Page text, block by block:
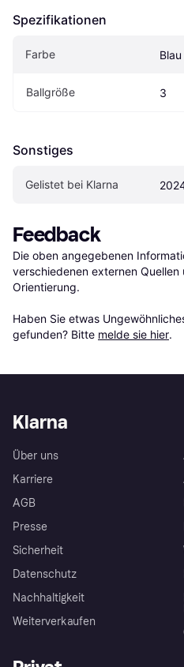
Spezifikationen
Farbe Blau
Ballgröße 3
Sonstiges
Gelistet bei Klarna
Feedback
Die oben angegebenen
verschiedenen externen
Orientierung.
Haben Sie etwas
gefunden? Bitte melde sie hier.
Klarna
Über uns
Karriere
AGB
Presse
Sicherheit
Datenschutz
Nachhaltigkeit
Weiterverkaufen